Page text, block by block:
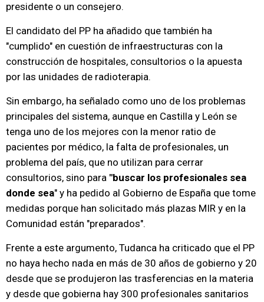
presidente o un consejero.
El candidato del PP ha añadido que también ha
"cumplido" en cuestión de infraestructuras con la
construcción de hospitales, consultorios o la apuesta
por las unidades de radioterapia.
Sin embargo, ha señalado como uno de los problemas
principales del sistema, aunque en Castilla y León se
tenga uno de los mejores con la menor ratio de
pacientes por médico, la falta de profesionales, un
problema del país, que no utilizan para cerrar
consultorios, sino para "buscar los profesionales sea
donde sea" y ha pedido al Gobierno de España que tome
medidas porque han solicitado más plazas MIR y en la
Comunidad están "preparados".
Frente a este argumento, Tudanca ha criticado que el PP
no haya hecho nada en más de 30 años de gobierno y 20
desde que se produjeron las trasferencias en la materia
y desde que gobierna hay 300 profesionales sanitarios